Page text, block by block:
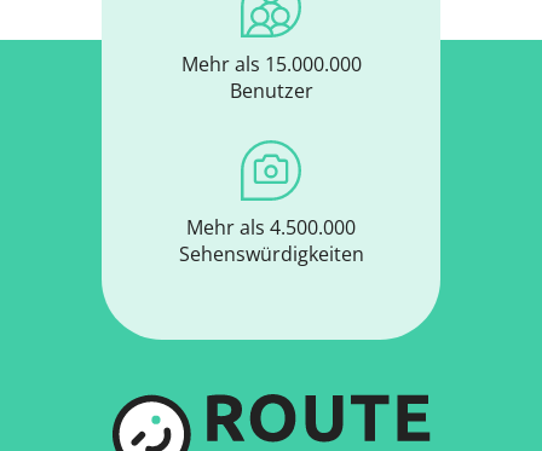
Mehr als 15.000.000
Benutzer
Mehr als 4.500.000
Sehenswürdigkeiten